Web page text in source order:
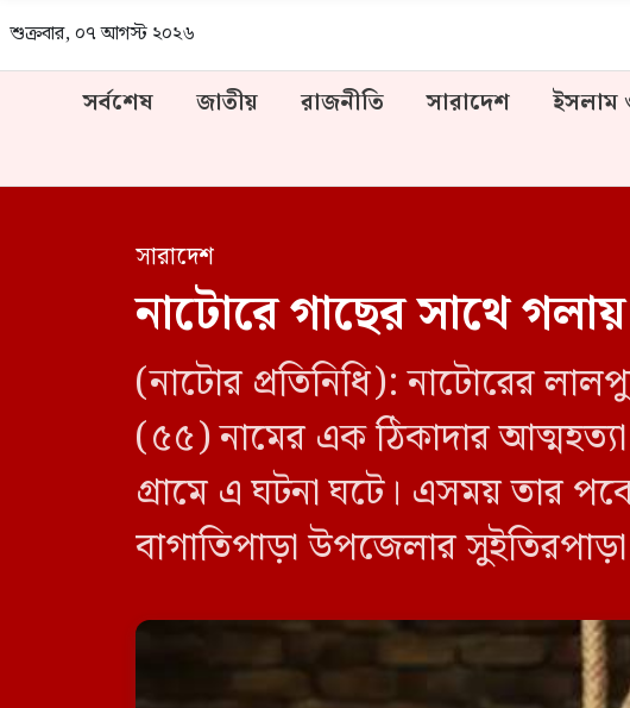
শুক্রবার, ০৭ আগস্ট ২০২৬
সর্বশেষ জাতীয় রাজনীতি সারাদেশ ইসলাম
সারাদেশ
নাটোরে গাছের সাথে
(নাটোর প্রতিনিধি): নাটোরের
(৫৫) নামের এক ঠিকাদার
গ্রামে এ ঘটনা ঘটে। এসময় তার
বাগাতিপাড়া উপজেলার